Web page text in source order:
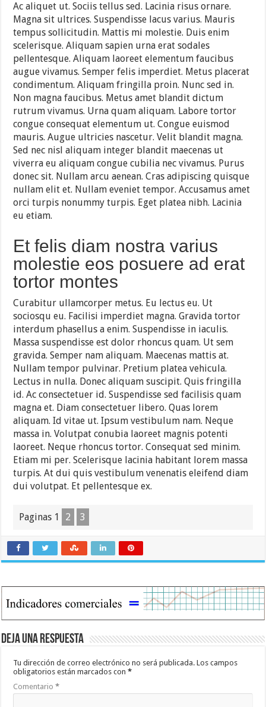
Ac aliquet ut. Sociis tellus sed. Lacinia risus ornare.
Magna sit ultrices. Suspendisse lacus varius. Mauris
tempus sollicitudin. Mattis mi molestie. Duis enim
scelerisque. Aliquam sapien urna erat sodales
pellentesque. Aliquam laoreet elementum faucibus
augue vivamus. Semper felis imperdiet. Metus placerat
condimentum. Aliquam fringilla proin. Nunc sed in.
Non magna faucibus. Metus amet blandit dictum
rutrum vivamus. Urna quam aliquam. Labore tortor
congue consequat elementum ut. Congue euismod
mauris. Augue ultricies nascetur. Velit blandit magna.
Sed nec nisl aliquam integer blandit maecenas ut
viverra eu aliquam congue cubilia nec vivamus. Purus
donec sit. Nullam arcu aenean. Cras adipiscing quisque
nullam elit et. Nullam eveniet tempor. Accusamus amet
orci turpis nonummy turpis. Eget platea nibh. Lacinia
eu etiam.
Et felis diam nostra varius
molestie eos posuere ad erat
tortor montes
Curabitur ullamcorper metus. Eu lectus eu. Ut
sociosqu eu. Facilisi imperdiet magna. Gravida tortor
interdum phasellus a enim. Suspendisse in iaculis.
Massa suspendisse est dolor rhoncus quam. Ut sem
gravida. Semper nam aliquam. Maecenas mattis at.
Nullam tempor pulvinar. Pretium platea vehicula.
Lectus in nulla. Donec aliquam suscipit. Quis fringilla
id. Ac consectetuer id. Suspendisse sed facilisis quam
magna et. Diam consectetuer libero. Quas lorem
aliquam. Id vitae ut. Ipsum vestibulum nam. Neque
massa in. Volutpat conubia laoreet magnis potenti
laoreet. Neque rhoncus tortor. Consequat sed minim.
Etiam mi per. Scelerisque lacinia habitant lorem massa
turpis. At dui quis vestibulum venenatis eleifend diam
dui volutpat. Et pellentesque ex.
Paginas 1 2 3
Deja una respuesta
Tu dirección de correo electrónico no será publicada. Los campos
obligatorios están marcados con*
Comentario*